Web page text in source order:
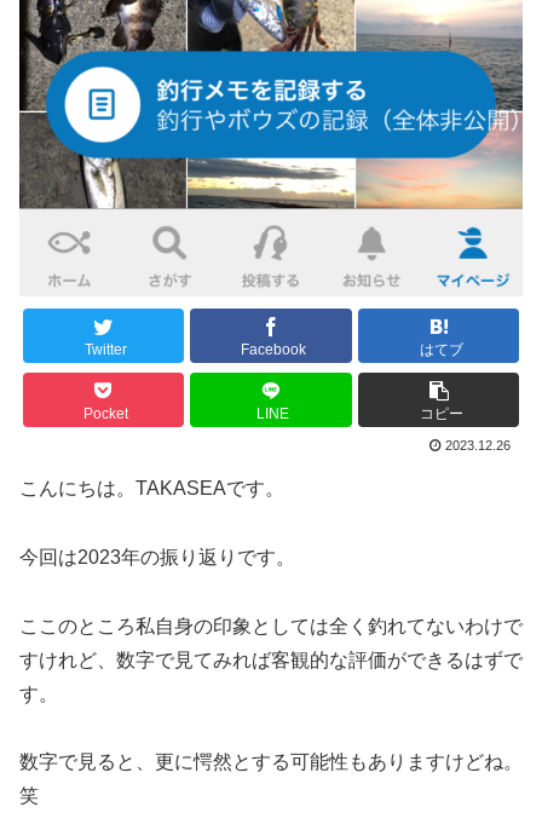
Twitter Facebook はてブ
Pocket LINE コピー
2023.12.26
こんにちは。TAKASEAです。
今回は2023年の振り返りです。
ここのところ私自身の印象としては全く釣れてないわけで
すけれど、数字で見てみれば客観的な評価ができるはずで
す。
数字で見ると、更に愕然とする可能性もありますけどね。
笑